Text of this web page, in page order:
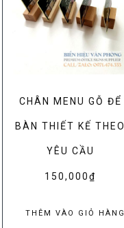
CHÂN MENU GỖ ĐỂ
BÀN THIẾT KẾ THEO
YÊU CẦU
150,000₫
THÊM VÀO GIỎ HÀNG